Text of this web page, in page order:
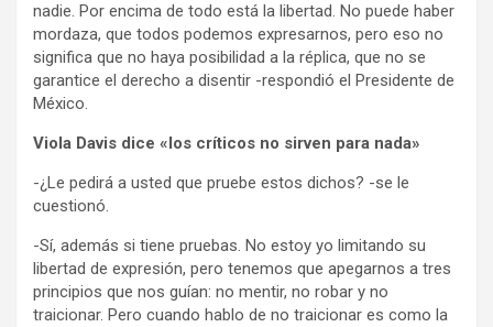
nadie. Por encima de todo está la libertad. No puede haber
mordaza, que todos podemos expresarnos, pero eso no
significa que no haya posibilidad a la réplica, que no se
garantice el derecho a disentir -respondió el Presidente de
México.
Viola Davis dice «los críticos no sirven para nada»
-¿Le pedirá a usted que pruebe estos dichos? -se le
cuestionó.
-Sí, además si tiene pruebas. No estoy yo limitando su
libertad de expresión, pero tenemos que apegarnos a tres
principios que nos guían: no mentir, no robar y no
traicionar. Pero cuando hablo de no traicionar es como la